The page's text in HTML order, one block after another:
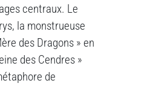
centraux. Le
la monstrueuse
des Dragons » en
des Cendres »
de